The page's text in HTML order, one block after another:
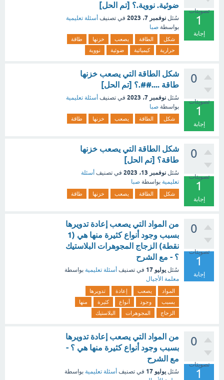
تصويتات
1
إجابة
ضوئية. نووية.؟ [تم الحل]
سُئل نوفمبر 7، 2023 في تصنيف أسئلة تعليمية
بواسطة صبا
شكل الطاقة يصعب خزنها
طاقة
حرارية
كيميائية ضوئية نووية
0
تصويتات
1
إجابة
شكل الطاقة التي يصعب خزنها
طاقة ....##.؟ [تم الحل]
سُئل نوفمبر 7، 2023 في تصنيف أسئلة تعليمية
بواسطة صبا
شكل الطاقة يصعب خزنها طاقة
0
تصويتات
1
إجابة
شكل الطاقة التي يصعب خزنها
طاقة؟ [تم الحل]
سُئل نوفمبر 13، 2023 في تصنيف أسئلة
تعليمية بواسطة صبا
شكل الطاقة يصعب خزنها طاقة
0
تصويتات
1
إجابة
من المواد التي يصعب إعادة تدويرها
بسبب وجود أنواع كثيرة منها هي (1
نقطة) الزجاج المجوهرات البلاستيك
؟ - مع الشرح
سُئل يوليو 17 في تصنيف أسئلة تعليمية بواسطة
معلمة الأجيال
المواد يصعب إعادة
تدويرها
بسبب
وجود أنواع كثيرة
منها
الزجاج
المجوهرات البلاستيك
0
تصويتات
1
من المواد التي يصعب إعادة تدويرها
بسبب وجود أنواع كثيرة منها هي ؟ -
مع الشرح
سُئل يوليو 17 في تصنيف أسئلة تعليمية بواسطة